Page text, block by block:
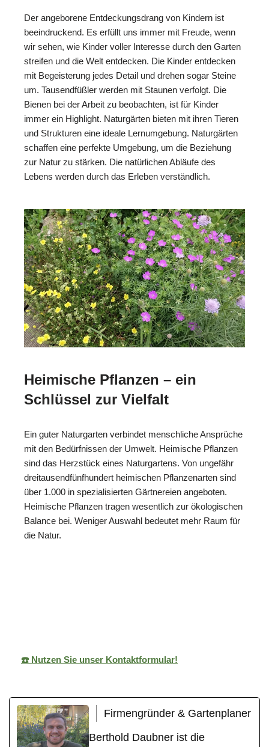
Der angeborene Entdeckungsdrang von Kindern ist
beeindruckend. Es erfüllt uns immer mit Freude, wenn
wir sehen, wie Kinder voller Interesse durch den Garten
streifen und die Welt entdecken. Die Kinder entdecken
mit Begeisterung jedes Detail und drehen sogar Steine
um. Tausendfüßler werden mit Staunen verfolgt. Die
Bienen bei der Arbeit zu beobachten, ist für Kinder
immer ein Highlight. Naturgärten bieten mit ihren Tieren
und Strukturen eine ideale Lernumgebung. Naturgärten
schaffen eine perfekte Umgebung, um die Beziehung
zur Natur zu stärken. Die natürlichen Abläufe des
Lebens werden durch das Erleben verständlich.
Heimische Pflanzen – ein
Schlüssel zur Vielfalt
Ein guter Naturgarten verbindet menschliche Ansprüche
mit den Bedürfnissen der Umwelt. Heimische Pflanzen
sind das Herzstück eines Naturgartens. Von ungefähr
dreitausendfünfhundert heimischen Pflanzenarten sind
über 1.000 in spezialisierten Gärtnereien angeboten.
Heimische Pflanzen tragen wesentlich zur ökologischen
Balance bei. Weniger Auswahl bedeutet mehr Raum für
die Natur.
☎️ Nutzen Sie unser Kontaktformular!
Firmengründer & Gartenplaner
Berthold Daubner ist die